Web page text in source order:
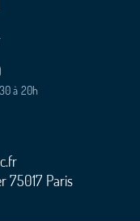
à 20h
75017 Paris